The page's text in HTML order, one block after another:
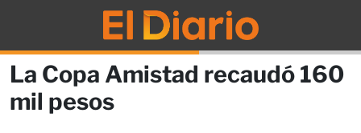
La Copa Amistad recaudó 160
mil pesos